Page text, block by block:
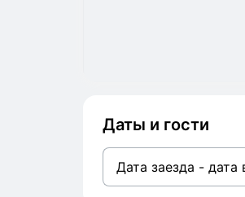
Даты и гости
Дата заезда - дата